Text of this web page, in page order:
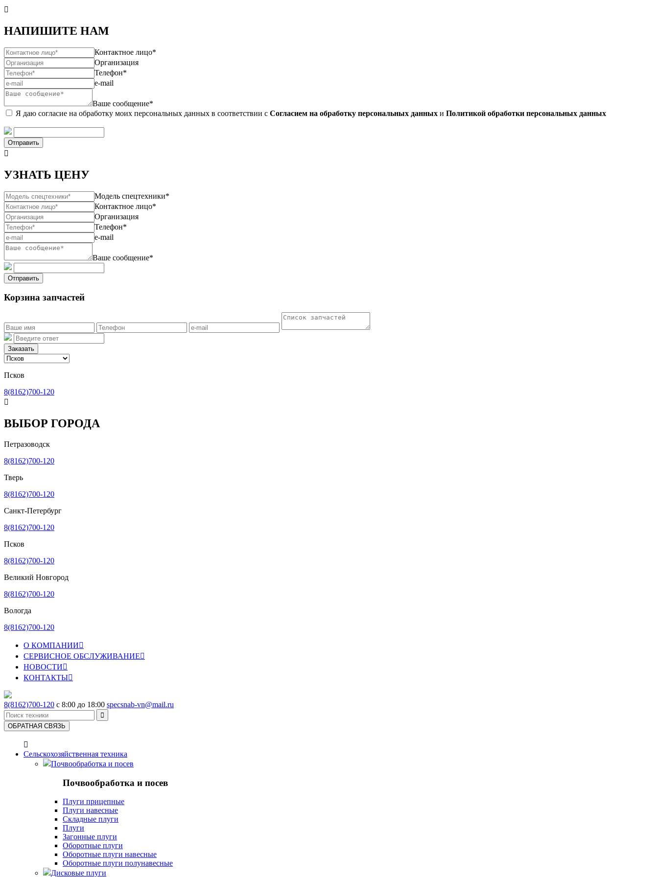

НАПИШИТЕ НАМ
Контактное лицо*
Организация
Телефон*
e-mail
Ваше сообщение*
Я даю согласие на обработку моих персональных данных в соответствии с Согласием на обработку персональных данных и Политикой обработки персональных данных
Отправить

УЗНАТЬ ЦЕНУ
Модель спецтехники*
Контактное лицо*
Организация
Телефон*
e-mail
Ваше сообщение*
Отправить
Корзина запчастей
Заказать
Псков
8(8162)700-120

ВЫБОР ГОРОДА
Петразоводск
8(8162)700-120
Тверь
8(8162)700-120
Санкт-Петербург
8(8162)700-120
Псков
8(8162)700-120
Великий Новгород
8(8162)700-120
Вологда
8(8162)700-120
О КОМПАНИИ
СЕРВИСНОЕ ОБСЛУЖИВАНИЕ
НОВОСТИ
КОНТАКТЫ
8(8162)700-120 с 8:00 до 18:00 specsnab-vn@mail.ru

ОБРАТНАЯ СВЯЗЬ

Сельскохозяйственная техника
Почвообработка и посев
Почвообработка и посев
Плуги прицепные
Плуги навесные
Складные плуги
Плуги
Загонные плуги
Оборотные плуги
Оборотные плуги навесные
Оборотные плуги полунавесные
Дисковые плуги